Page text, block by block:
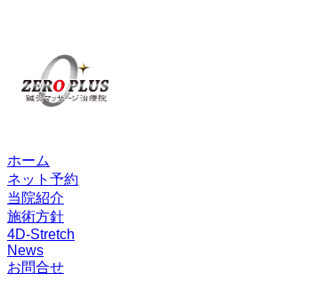
ホーム
ネット予約
当院紹介
施術方針
4D-Stretch
News
お問合せ